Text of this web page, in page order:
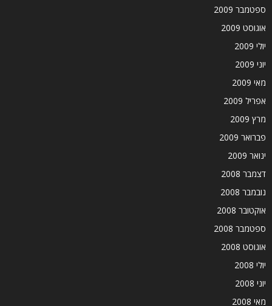
ספטמבר 2009
אוגוסט 2009
יולי 2009
יוני 2009
מאי 2009
אפריל 2009
מרץ 2009
פברואר 2009
ינואר 2009
דצמבר 2008
נובמבר 2008
אוקטובר 2008
ספטמבר 2008
אוגוסט 2008
יולי 2008
יוני 2008
מאי 2008